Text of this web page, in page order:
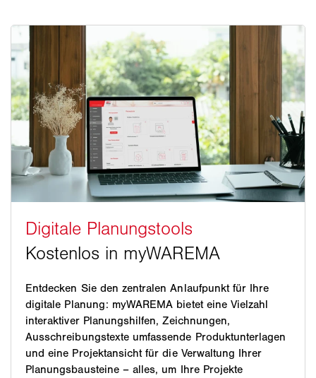
Entdecken Sie den zentralen Anlaufpunkt für Ihre
digitale Planung: myWAREMA bietet eine Vielzahl
interaktiver Planungshilfen, Zeichnungen,
Ausschreibungstexte umfassende Produktunterlagen
und eine Projektansicht für die Verwaltung Ihrer
Planungsbausteine – alles, um Ihre Projekte